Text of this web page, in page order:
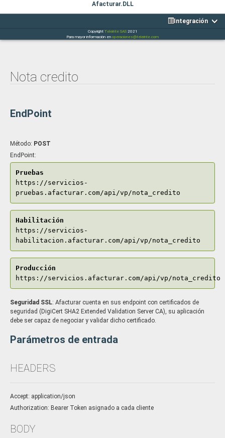
Afacturar.DLL
Integración
Copyright Teleinte SAS2021
Para mayor información en operaciones@teleinte.com
Nota credito
EndPoint
Método: POST
EndPoint:
Pruebas
https://servicios-
pruebas.afacturar.com/api/vp/nota_credito
Habilitación
https://servicios-
habilitacion.afacturar.com/api/vp/nota_credito
Producción
https://servicios.afacturar.com/api/vp/nota_credito
Seguridad SSL: Afacturar cuenta en sus endpoint con certificados de
seguridad (DigiCert SHA2 Extended Validation Server CA), su aplicación
debe ser capaz de negociar y validar dicho certificado.
Parámetros de entrada
HEADERS
Accept: application/json
Authorization: Bearer Token asignado a cada cliente
BODY